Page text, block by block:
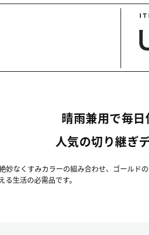
晴雨兼用で毎日
人気の切り継ぎ
なくすみカラーの組み合わせ、ゴール
生活の必需品です。